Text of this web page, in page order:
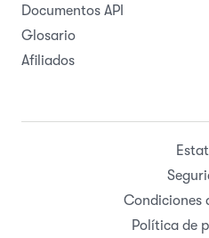
Documentos API
Glosario
Afiliados
Condiciones
Política de